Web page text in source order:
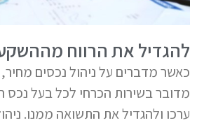
להגדיל את הרווח
כאשר מדברים על ניהול נכסים מחיר,
מדובר בשירות הכרחי לכל בעל נכס
ערכו ולהגדיל את התשואה ממנו.